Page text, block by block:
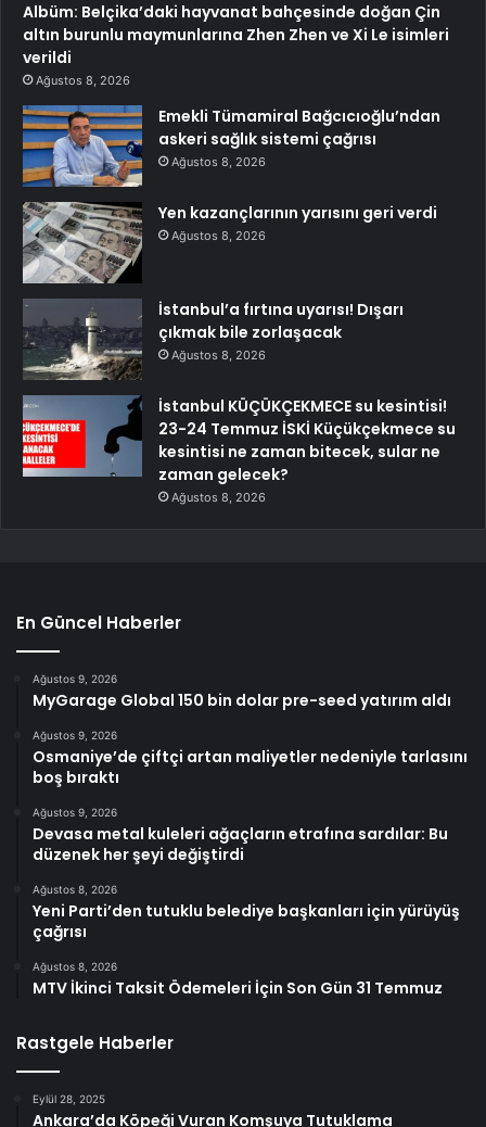
Albüm: Belçika’daki hayvanat bahçesinde doğan Çin
altın burunlu maymunlarına Zhen Zhen ve Xi Le isimleri
verildi
Ağustos 8, 2026
Emekli Tümamiral Bağcıcıoğlu’ndan
askeri sağlık sistemi çağrısı
Ağustos 8, 2026
Yen kazançlarının yarısını geri verdi
Ağustos 8, 2026
İstanbul’a fırtına uyarısı! Dışarı
çıkmak bile zorlaşacak
Ağustos 8, 2026
İstanbul KÜÇÜKÇEKMECE su kesintisi!
23-24 Temmuz İSKİ Küçükçekmece su
kesintisi ne zaman bitecek, sular ne
zaman gelecek?
Ağustos 8, 2026
En Güncel Haberler
Ağustos 9, 2026
MyGarage Global 150 bin dolar pre-seed yatırım aldı
Ağustos 9, 2026
Osmaniye’de çiftçi artan maliyetler nedeniyle tarlasını
boş bıraktı
Ağustos 9, 2026
Devasa metal kuleleri ağaçların etrafına sardılar: Bu
düzenek her şeyi değiştirdi
Ağustos 8, 2026
Yeni Parti’den tutuklu belediye başkanları için yürüyüş
çağrısı
Ağustos 8, 2026
MTV İkinci Taksit Ödemeleri İçin Son Gün 31 Temmuz
Rastgele Haberler
Eylül 28, 2025
Ankara’da Köpeği Vuran Komşuya Tutuklama